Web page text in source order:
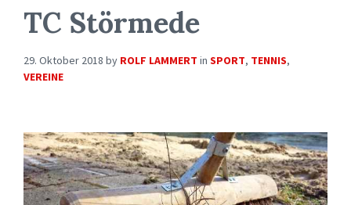
TC Störmede
29. Oktober 2018 by ROLF LAMMERT in SPORT, TENNIS,
VEREINE